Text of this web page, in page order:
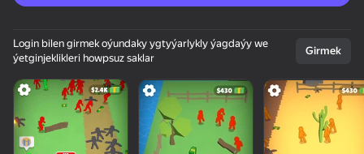
Login bilen girmek oýundaky ygtyýarlykly ýagdaýy we
ýetginjeklikleri howpsuz saklar
Girmek